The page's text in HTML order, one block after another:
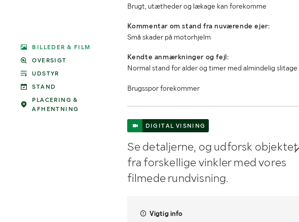
BILLEDER & FILM
OVERSIGT
UDSTYR
STAND
PLACERING &
AFHENTNING
Brugt, utætheder og lækage kan forekomme
Kommentar om stand fra nuværende ejer:
Små skader på motorhjelm
Kendte anmærkninger og fejl:
Normal stand for alder og timer med almindelig slitage
Brugsspor forekommer
DIGITAL VISNING
Se detaljerne, og udforsk objektet
fra forskellige vinkler med vores
filmede rundvisning.
Vigtig info